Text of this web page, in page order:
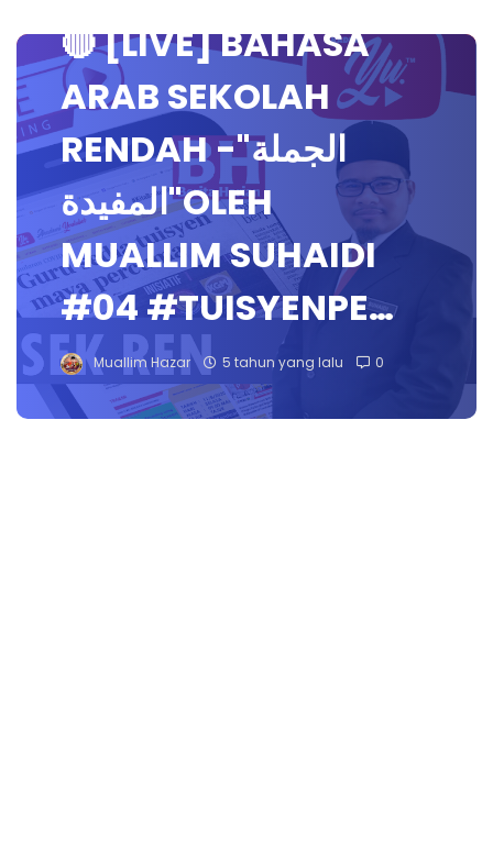
🔴 [LIVE] BAHASA
ARAB SEKOLAH
RENDAH -"الجملة
المفيدة"OLEH
MUALLIM SUHAIDI
#04 #TUISYENPE…
Muallim Hazar 5 tahun yang lalu 0